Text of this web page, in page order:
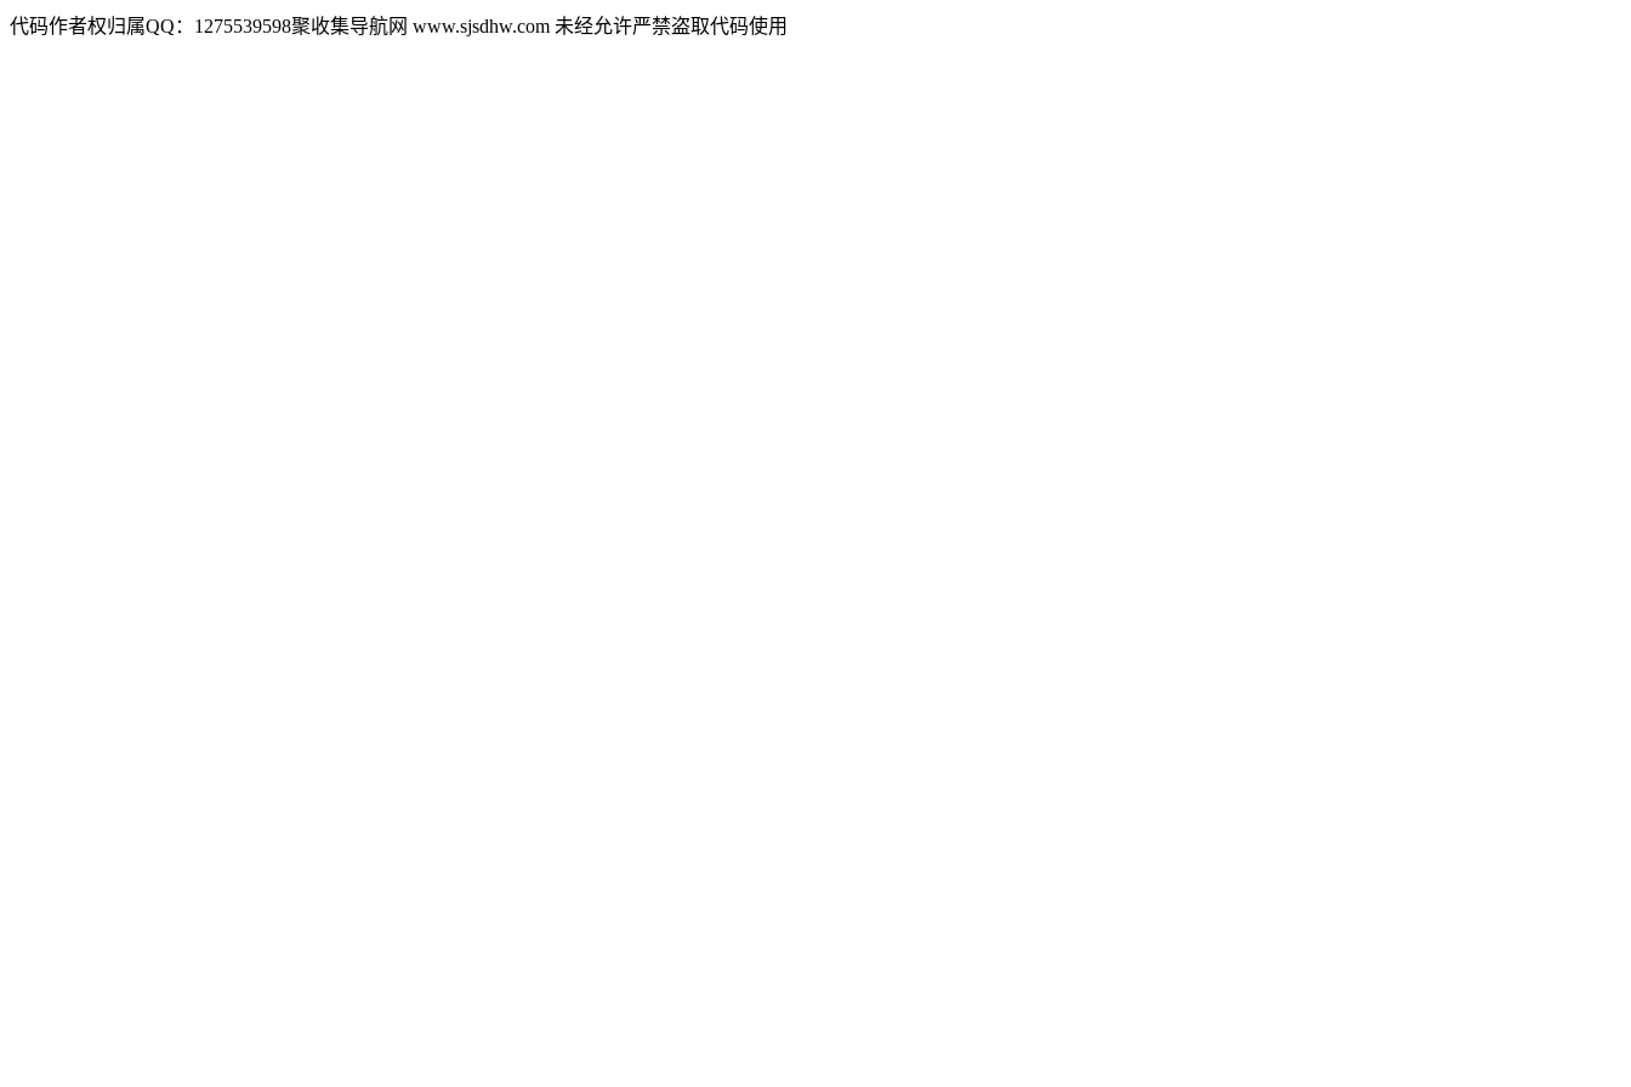
代码作者权归属QQ：1275539598聚收集导航网 www.sjsdhw.com 未经允许严禁盗取代码使用